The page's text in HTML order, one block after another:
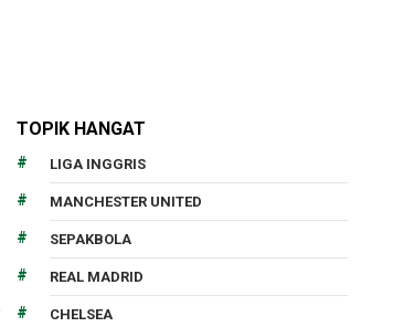
TOPIK HANGAT
LIGA INGGRIS
MANCHESTER UNITED
SEPAKBOLA
REAL MADRID
CHELSEA